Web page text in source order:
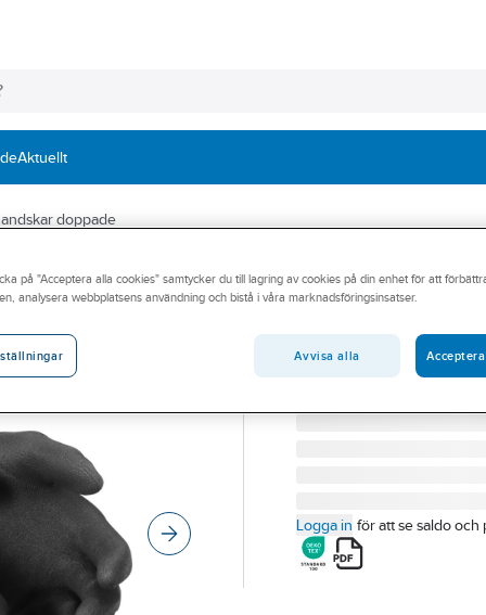
Aktuellt
doppade
ACTIVEWEAR
HANDSKE
Artikelnummer:
863900
142905
Logga in för att se saldo och
på "Acceptera alla cookies" samtycker du till lagring av cookies på din enhet för att
analysera webbplatsens användning och bistå i våra marknadsföringsinsatser.
Avvisa alla